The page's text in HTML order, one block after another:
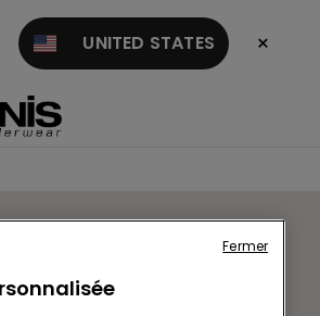
UNITED STATES ×
Fermer